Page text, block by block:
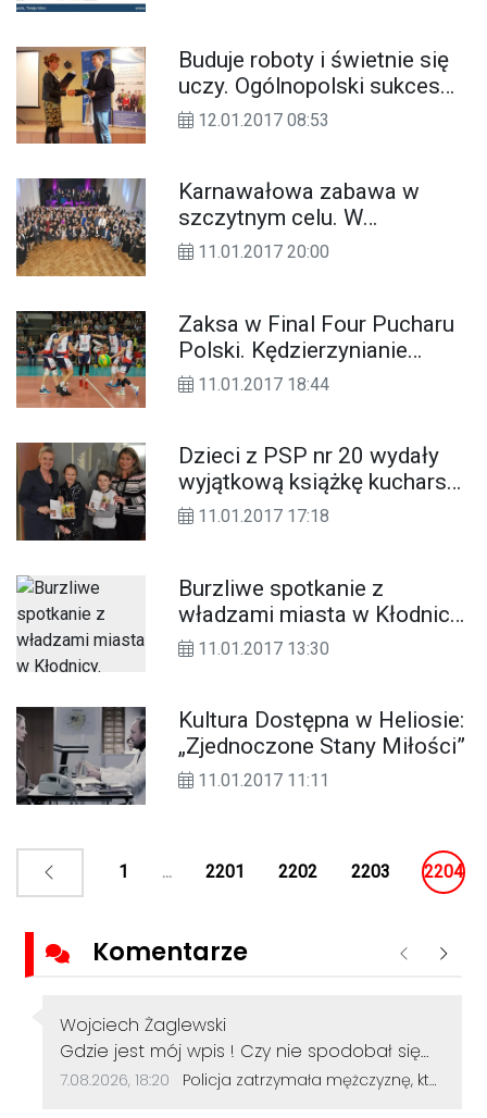
Buduje roboty i świetnie się
uczy. Ogólnopolski sukces
młodego mechatronika z
12.01.2017 08:53
Karnawałowa zabawa w
szczytnym celu. W
Kędzierzynie-Koźlu po raz
11.01.2017 20:00
Zaksa w Final Four Pucharu
Polski. Kędzierzynianie
gładko pokonali Effectora
11.01.2017 18:44
Dzieci z PSP nr 20 wydały
wyjątkową książkę kucharską
z przepisami na swoje
11.01.2017 17:18
Burzliwe spotkanie z
władzami miasta w Kłodnicy.
Mieszkańcy chcą rozmów z
11.01.2017 13:30
Kultura Dostępna w Heliosie:
„Zjednoczone Stany Miłości”
11.01.2017 11:11
1 ... 2201 2202 2203 2204
Komentarze Poprzednie
Autor komentarza:
Wojciech Żaglewski
Treść komentarza:
Gdzie jest mój wpis ! Czy nie spodobał się
komus z policji czy notabli z Polskiej Opus Dei
Data dodania komentarza:
7.08.2026, 18:20 Źródło komentarza:
Policja zatrzymała mężczyznę, który dewastował koziołki siekierą! Odcięte elementy zakopał w ogródku